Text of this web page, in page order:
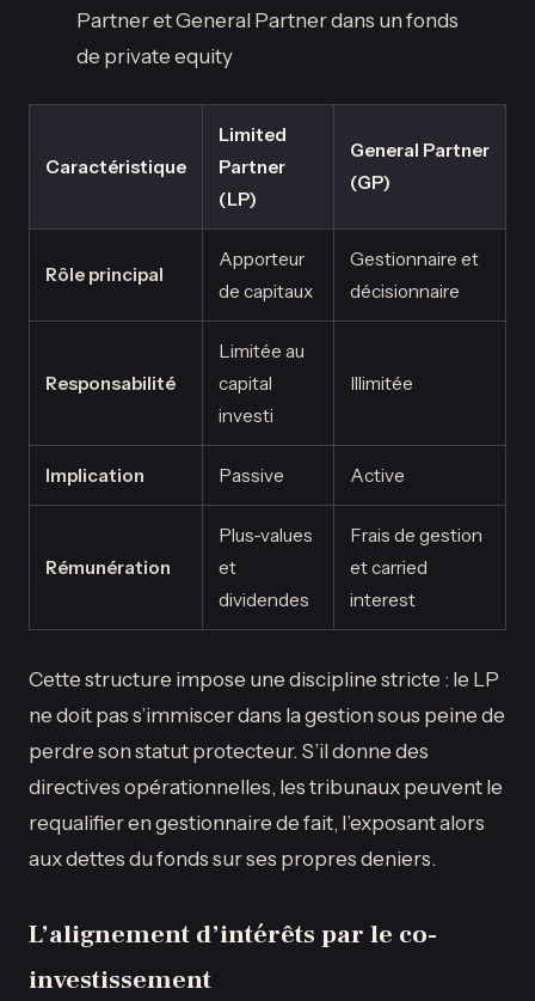
Partner et General Partner dans un fonds
de private equity
Caractéristique
Limited
Partner
(LP)
General Partner
(GP)
Rôle principal
Apporteur
de capitaux
Gestionnaire et
décisionnaire
Responsabilité
Limitée au
capital
investi
Illimitée
Implication Passive Active
Rémunération
Plus-values
et
dividendes
Frais de gestion
et carried
interest
Cette structure impose une discipline stricte : le LP
ne doit pas s’immiscer dans la gestion sous peine de
perdre son statut protecteur. S’il donne des
directives opérationnelles, les tribunaux peuvent le
requalifier en gestionnaire de fait, l’exposant alors
aux dettes du fonds sur ses propres deniers.
L’alignement d’intérêts par le co-
investissement